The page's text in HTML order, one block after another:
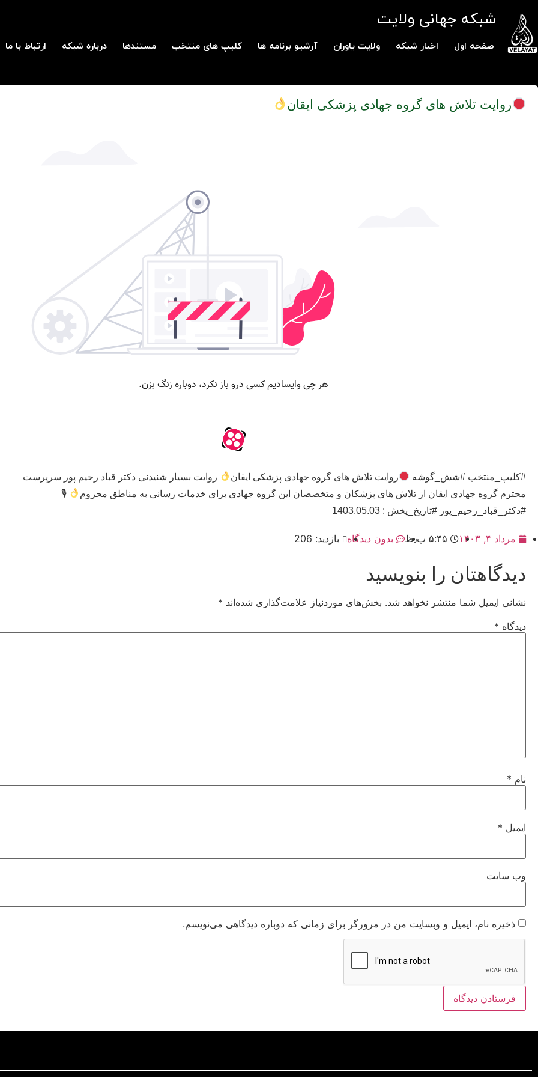
شبکه جهانی ولایت
صفحه اول اخبار شبکه ولایت یاوران آرشیو برنامه ها کلیپ های منتخب مستندها درباره شبکه ارتباط با ما
روایت تلاش های گروه جهادی پزشکی ایقان
#کلیپ_منتخب #شش_گوشه روایت تلاش های گروه جهادی پزشکی ایقان
روایت بسیار شنیدنی دکتر قباد رحیم پور سرپرست
محترم گروه جهادی ایقان از تلاش های پزشکان و متخصصان این گروه جهادی برای خدمات رسانی به مناطق محروم
🎙
#دکتر_قباد_رحیم_پور #تاریخ_پخش : 1403.05.03
مرداد ۴, ۱۴۰۳ ۵:۴۵ ب٫ظ بدون دیدگاه بازدید: 206
دیدگاهتان را بنویسید
نشانی ایمیل شما منتشر نخواهد شد. بخش‌های موردنیاز علامت‌گذاری شده‌اند *
دیدگاه *
نام *
ایمیل *
وب‌ سایت
ذخیره نام، ایمیل و وبسایت من در مرورگر برای زمانی که دوباره دیدگاهی می‌نویسم.